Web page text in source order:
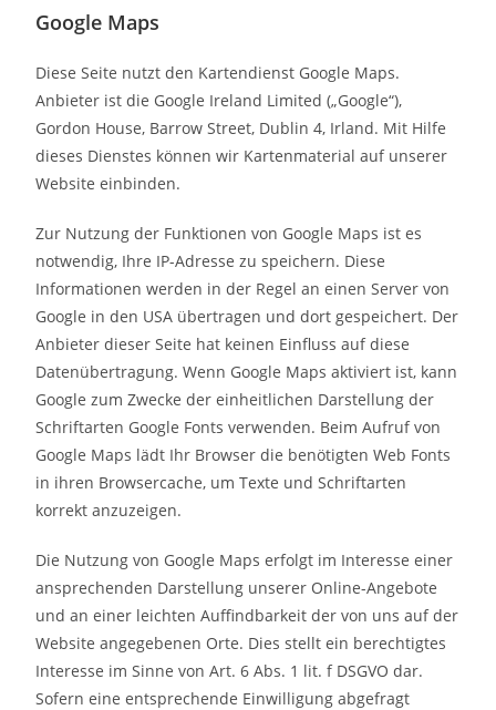
Google Maps
Diese Seite nutzt den Kartendienst Google Maps.
Anbieter ist die Google Ireland Limited („Google“),
Gordon House, Barrow Street, Dublin 4, Irland. Mit Hilfe
dieses Dienstes können wir Kartenmaterial auf unserer
Website einbinden.
Zur Nutzung der Funktionen von Google Maps ist es
notwendig, Ihre IP-Adresse zu speichern. Diese
Informationen werden in der Regel an einen Server von
Google in den USA übertragen und dort gespeichert. Der
Anbieter dieser Seite hat keinen Einfluss auf diese
Datenübertragung. Wenn Google Maps aktiviert ist, kann
Google zum Zwecke der einheitlichen Darstellung der
Schriftarten Google Fonts verwenden. Beim Aufruf von
Google Maps lädt Ihr Browser die benötigten Web Fonts
in ihren Browsercache, um Texte und Schriftarten
korrekt anzuzeigen.
Die Nutzung von Google Maps erfolgt im Interesse einer
ansprechenden Darstellung unserer Online-Angebote
und an einer leichten Auffindbarkeit der von uns auf der
Website angegebenen Orte. Dies stellt ein berechtigtes
Interesse im Sinne von Art. 6 Abs. 1 lit. f DSGVO dar.
Sofern eine entsprechende Einwilligung abgefragt